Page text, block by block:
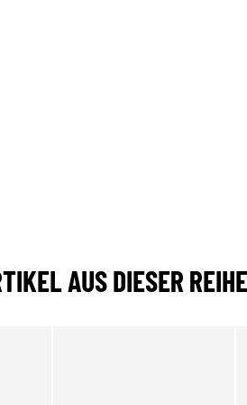
AUS DIESER REIHE